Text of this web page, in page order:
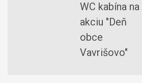
WC kabína na
akciu "Deň
obce
Vavrišovo"